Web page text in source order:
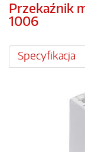
Przekaźnik
1006
Specyfikacja